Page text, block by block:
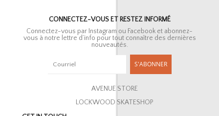
CONNECTEZ-VOUS ET RESTEZ INFORMÉ
Connectez-vous par Instagram ou Facebook et abonnez-
vous à notre lettre d’info pour tout connaître des dernières
nouveautés.
S'ABONNER
AVENUE STORE
LOCKWOOD SKATESHOP